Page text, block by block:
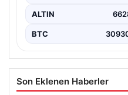
ALTIN
BTC
Son Eklenen Haberler